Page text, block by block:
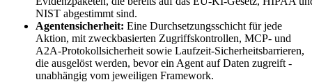
NIST abgestimmt sind.
Agentensicherheit: Eine Durchsetzungsschicht für jede
Aktion, mit zweckbasierten Zugriffskontrollen, MCP- und
A2A-Protokollsicherheit sowie Laufzeit-Sicherheitsbarrieren,
die ausgelöst werden, bevor ein Agent auf Daten zugreift -
unabhängig vom jeweiligen Framework.